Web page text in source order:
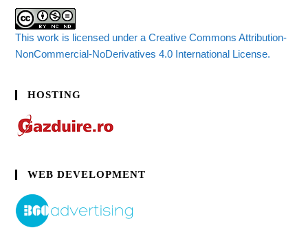
This work is licensed under a Creative Commons Attribution-
NonCommercial-NoDerivatives 4.0 International License.
HOSTING
WEB DEVELOPMENT